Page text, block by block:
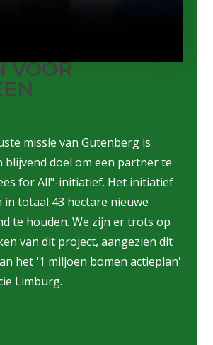
VOOR
missie van Gutenberg is
blijvend doel om een partner te
for All"-initiatief. Het initiatief
in totaal 43 hectare nieuwe
te houden. We zijn er trots op
van dit project, aangezien dit
het '1 miljoen bomen actieplan'
Limburg.